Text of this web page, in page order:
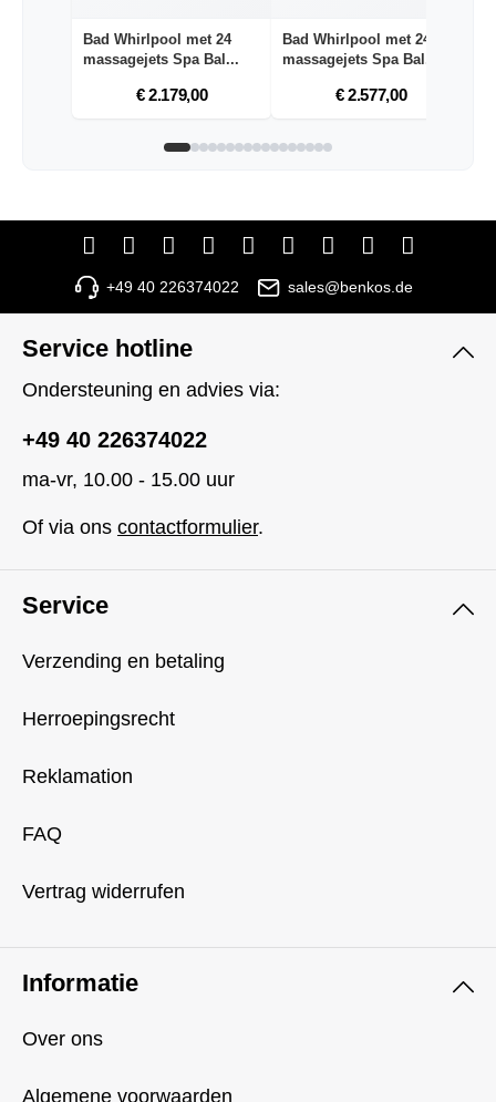
Bad Whirlpool met 24
massagejets Spa Bal...
€ 2.179,00
Bad Whirlpool met 24
massagejets Spa Bal...
€ 2.577,00
+49 40 226374022 sales@benkos.de
Service hotline
Ondersteuning en advies via:
+49 40 226374022
ma-vr, 10.00 - 15.00 uur
Of via ons contactformulier.
Service
Verzending en betaling
Herroepingsrecht
Reklamation
FAQ
Vertrag widerrufen
Informatie
Over ons
Algemene voorwaarden